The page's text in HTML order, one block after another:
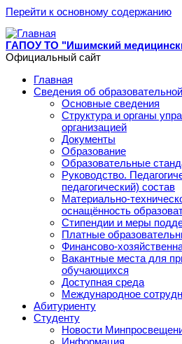
Перейти к основному содержанию
ГАПОУ ТО "Ишимский
Официальный сайт
Главная
Сведения об
Основные сведения
Структура и органы
организацией
Документы
Образование
Образовательные
Руководство.
педагогический) состав
Материально-
оснащённость
Стипендии и меры
Платные
Финансово-
Вакантные места для
обучающихся
Доступная среда
Международное
Абитуриенту
Студенту
Новости
Информация